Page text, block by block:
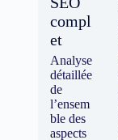
compl
et
Analyse
détaillée
de
l’ensem
ble des
aspects